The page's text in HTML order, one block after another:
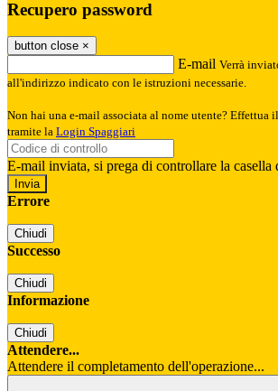
Recupero password
button close ×
E-mail Verrà
all'indirizzo indicato con le istruzioni necessarie.
Non hai una e-mail associata al nome utente? Effettua
tramite la Login Spaggiari
E-mail inviata, si prega di controllare la casella
Errore
Chiudi
Successo
Chiudi
Informazione
Chiudi
Attendere...
Attendere il completamento dell'operazione...